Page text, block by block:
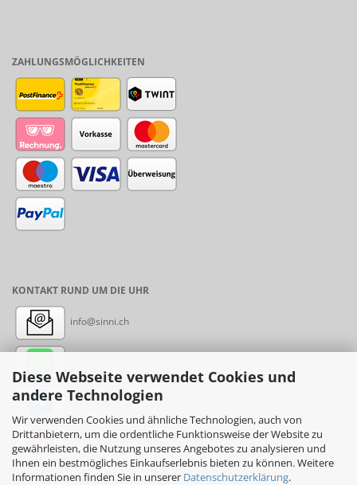
Diese Webseite verwendet Cookies und
andere Technologien
Wir verwenden Cookies und ähnliche Technologien, auch von
Drittanbietern, um die ordentliche Funktionsweise der Website zu
gewährleisten, die Nutzung unseres Angebotes zu analysieren und
Ihnen ein bestmögliches Einkaufserlebnis bieten zu können. Weitere
Informationen finden Sie in unserer Datenschutzerklärung.
ZAHLUNGSMÖGLICHKEITEN
KONTAKT RUND UM DIE UHR
info@sinni.ch
Messenger: sinni.ch
Instagram: sinni_ch